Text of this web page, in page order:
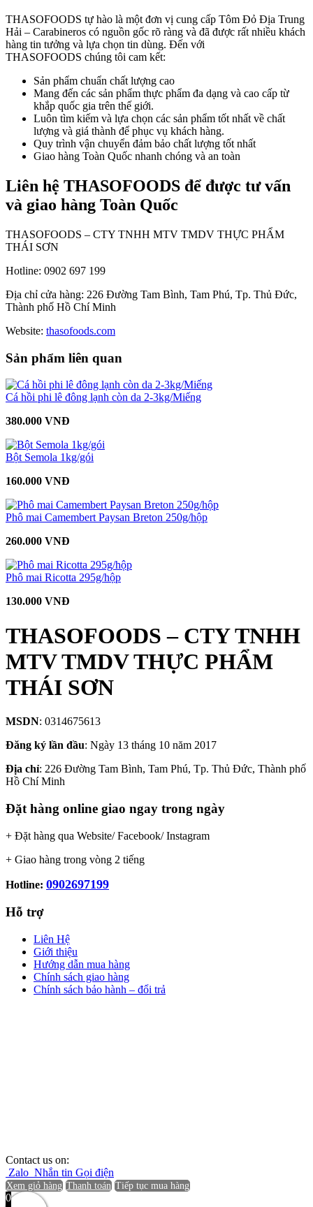
THASOFOODS tự hào là một đơn vị cung cấp Tôm Đỏ Địa Trung
Hải – Carabineros có nguồn gốc rõ ràng và đã được rất nhiều khách
hàng tin tưởng và lựa chọn tin dùng. Đến với
THASOFOODS chúng tôi cam kết:
Sản phẩm chuẩn chất lượng cao
Mang đến các sản phẩm thực phẩm đa dạng và cao cấp từ
khắp quốc gia trên thế giới.
Luôn tìm kiếm và lựa chọn các sản phẩm tốt nhất về chất
lượng và giá thành để phục vụ khách hàng.
Quy trình vận chuyển đảm bảo chất lượng tốt nhất
Giao hàng Toàn Quốc nhanh chóng và an toàn
Liên hệ THASOFOODS để được tư vấn
và giao hàng Toàn Quốc
THASOFOODS – CTY TNHH MTV TMDV THỰC PHẨM
THÁI SƠN
Hotline: 0902 697 199
Địa chỉ cửa hàng: 226 Đường Tam Bình, Tam Phú, Tp. Thủ Đức,
Thành phố Hồ Chí Minh
Website: thasofoods.com
Sản phẩm liên quan
Cá hồi phi lê đông lạnh còn da 2-3kg/Miếng
380.000 VNĐ
Bột Semola 1kg/gói
160.000 VNĐ
Phô mai Camembert Paysan Breton 250g/hộp
260.000 VNĐ
Phô mai Ricotta 295g/hộp
130.000 VNĐ
THASOFOODS – CTY TNHH
MTV TMDV THỰC PHẨM
THÁI SƠN
MSDN: 0314675613
Đăng ký lần đầu: Ngày 13 tháng 10 năm 2017
Địa chỉ: 226 Đường Tam Bình, Tam Phú, Tp. Thủ Đức, Thành phố
Hồ Chí Minh
Đặt hàng online giao ngay trong ngày
+ Đặt hàng qua Website/ Facebook/ Instagram
+ Giao hàng trong vòng 2 tiếng
Hotline: 0902697199
Hỗ trợ
Liên Hệ
Giới thiệu
Hướng dẫn mua hàng
Chính sách giao hàng
Chính sách bảo hành – đổi trả
Contact us on:
Zalo Nhắn tin Gọi điện
Xem giỏ hàng Thanh toán Tiếp tục mua hàng
0